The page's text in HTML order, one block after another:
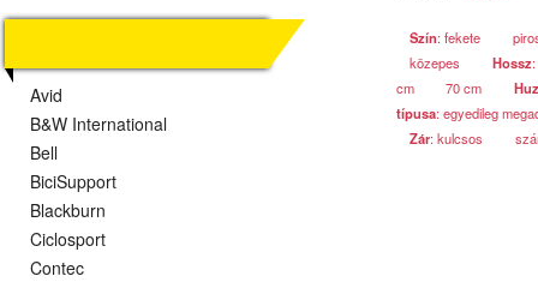
Avid
B&W International
Bell
BiciSupport
Blackburn
Ciclosport
Contec
Szín: fekete
közepes
Hossz:
cm
70 cm
típusa: egyedileg
Zár: kulcsos